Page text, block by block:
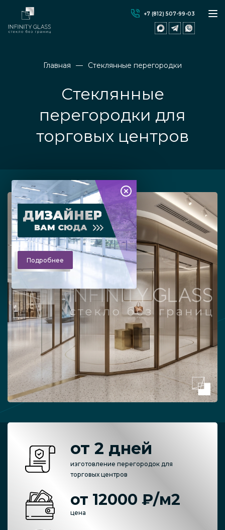
+7 (812) 507-99-03
Главная Стеклянные перегородки
Стеклянные
перегородки для
торговых центров
ДИЗАЙНЕР
ВАМ СЮДА
Подробнее
от 2 дней
изготовление перегородок для
торговых центров
от 12000 ₽/м2
цена